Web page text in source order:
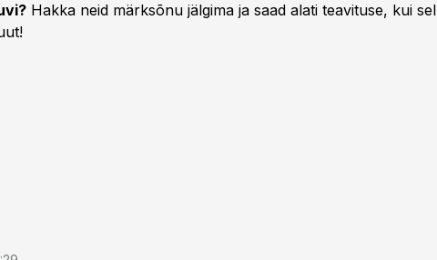
Hakka neid märksõnu jälgima ja saad alati teavituse, kui sel